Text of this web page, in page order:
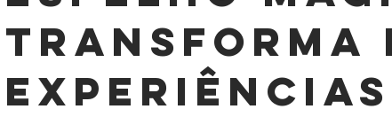
transforma
experiências